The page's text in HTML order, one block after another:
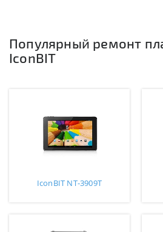
Популярный ремонт
IconBIT
IconBIT NT-3909T